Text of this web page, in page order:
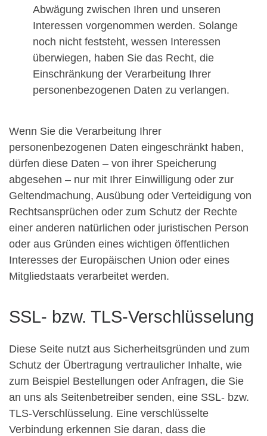
Abwägung zwischen Ihren und unseren
Interessen vorgenommen werden. Solange
noch nicht feststeht, wessen Interessen
überwiegen, haben Sie das Recht, die
Einschränkung der Verarbeitung Ihrer
personenbezogenen Daten zu verlangen.
Wenn Sie die Verarbeitung Ihrer
personenbezogenen Daten eingeschränkt haben,
dürfen diese Daten – von ihrer Speicherung
abgesehen – nur mit Ihrer Einwilligung oder zur
Geltendmachung, Ausübung oder Verteidigung von
Rechtsansprüchen oder zum Schutz der Rechte
einer anderen natürlichen oder juristischen Person
oder aus Gründen eines wichtigen öffentlichen
Interesses der Europäischen Union oder eines
Mitgliedstaats verarbeitet werden.
SSL- bzw. TLS-Verschlüsselung
Diese Seite nutzt aus Sicherheitsgründen und zum
Schutz der Übertragung vertraulicher Inhalte, wie
zum Beispiel Bestellungen oder Anfragen, die Sie
an uns als Seitenbetreiber senden, eine SSL- bzw.
TLS-Verschlüsselung. Eine verschlüsselte
Verbindung erkennen Sie daran, dass die